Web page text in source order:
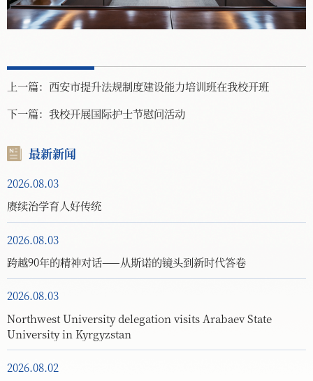
上一篇： 西安市提升法规制度建设能力培训班在我校开班
下一篇： 我校开展国际护士节慰问活动
最新新闻
2026.08.03
赓续治学育人好传统
2026.08.03
跨越90年的精神对话——从斯诺的镜头到新时代答卷
2026.08.03
Northwest University delegation visits Arabaev State
University in Kyrgyzstan
2026.08.02